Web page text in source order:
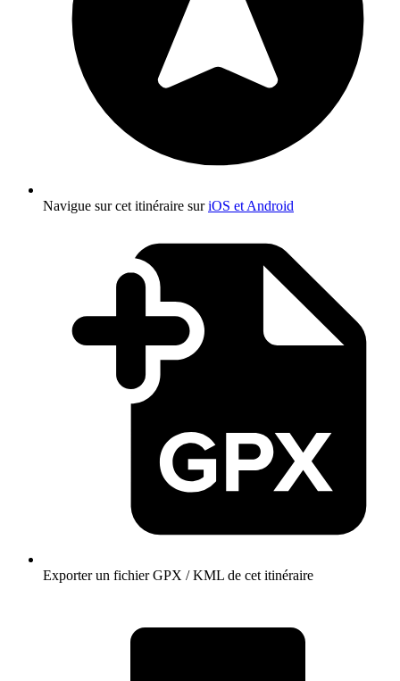
Navigue sur cet itinéraire suriOS et Android
Exporter un fichier GPX / KML de cet itinéraire